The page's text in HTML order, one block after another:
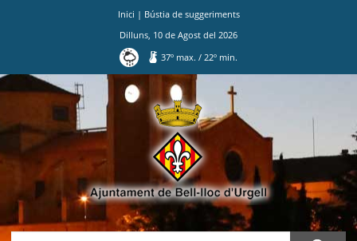
Inici | Bústia de suggeriments
Dilluns 10 de Agost del 2026
37º max./ 22º min.